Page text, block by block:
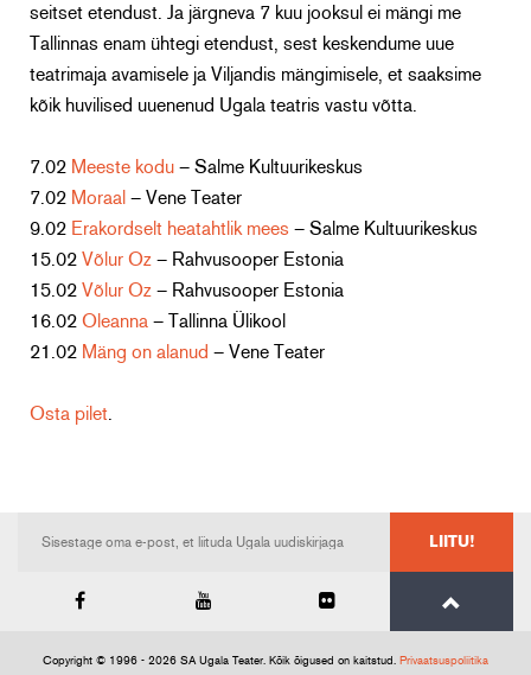
seitset etendust. Ja järgneva 7 kuu jooksul ei mängi me
Tallinnas enam ühtegi etendust, sest keskendume uue
teatrimaja avamisele ja Viljandis mängimisele, et saaksime
kõik huvilised uuenenud Ugala teatris vastu võtta.
7.02 Meeste kodu – Salme Kultuurikeskus
7.02 Moraal – Vene Teater
9.02 Erakordselt heatahtlik mees – Salme Kultuurikeskus
15.02 Võlur Oz – Rahvusooper Estonia
15.02 Võlur Oz – Rahvusooper Estonia
16.02 Oleanna – Tallinna Ülikool
21.02 Mäng on alanud – Vene Teater
Osta pilet
LIITU!
Copyright © 1996 - 2026 SA Ugala Teater. Kõik õigused on kaitstud. Privaatsuspoliitika